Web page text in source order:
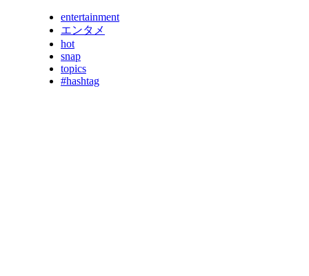
entertainment
エンタメ
hot
snap
topics
#hashtag